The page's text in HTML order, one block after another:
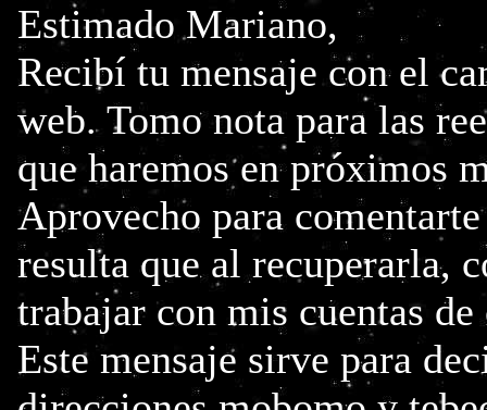
Estimado Mariano,
Recibí tu mensaje con el
web. Tomo nota para las
que haremos en próximos
Aprovecho para
resulta que al recuperarla,
trabajar con mis cuentas
Este mensaje sirve para